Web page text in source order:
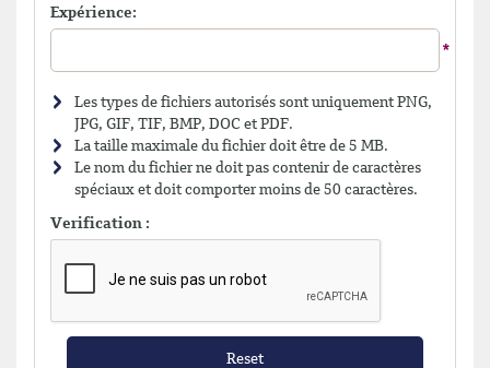
Expérience:
Les types de fichiers autorisés sont uniquement PNG,
JPG, GIF, TIF, BMP, DOC et PDF.
La taille maximale du fichier doit être de 5 MB.
Le nom du fichier ne doit pas contenir de caractères
spéciaux et doit comporter moins de 50 caractères.
Verification :
Reset